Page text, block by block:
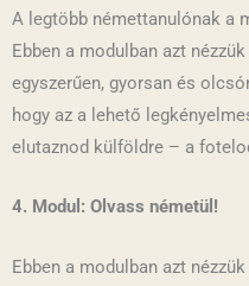
A legtöbb némettanulónak a
Ebben a modulban azt
egyszerűen, gyorsan és
hogy az a lehető
elutaznod külföldre – a
4. Modul: Olvass németül!
Ebben a modulban azt